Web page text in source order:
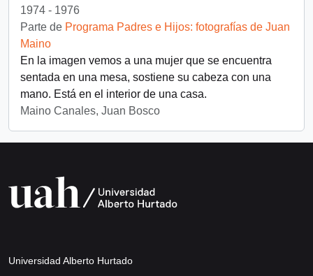
1974 - 1976
Parte de Programa Padres e Hijos: fotografías de Juan
Maino
En la imagen vemos a una mujer que se encuentra
sentada en una mesa, sostiene su cabeza con una
mano. Está en el interior de una casa.
Maino Canales, Juan Bosco
Universidad Alberto Hurtado